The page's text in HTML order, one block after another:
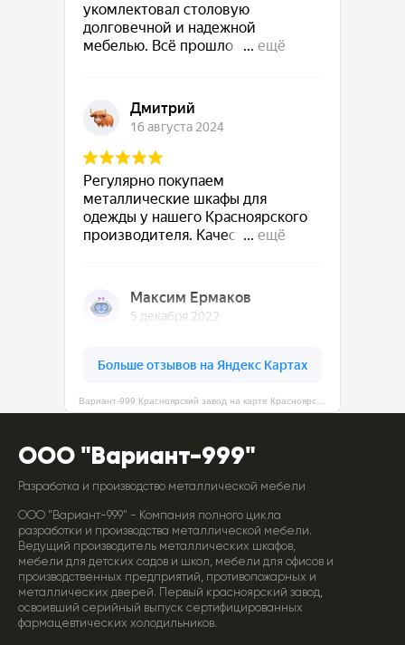
ООО "Вариант-999"
Разработка и производство металлической мебели
ООО "Вариант-999" - Компания полного цикла
разработки и производства металлической мебели.
Ведущий производитель металлических шкафов,
мебели для детских садов и школ, мебели для офисов и
производственных предприятий, противопожарных и
металлических дверей. Первый красноярский завод,
освоивший серийный выпуск сертифицированных
фармацевтических холодильников.